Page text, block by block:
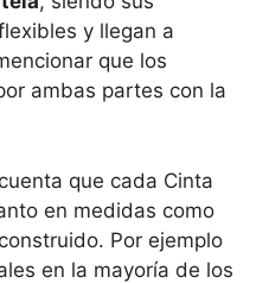
y llegan a
que los
ambas partes con la
que cada Cinta
en medidas como
Por ejemplo
en la mayoría de los